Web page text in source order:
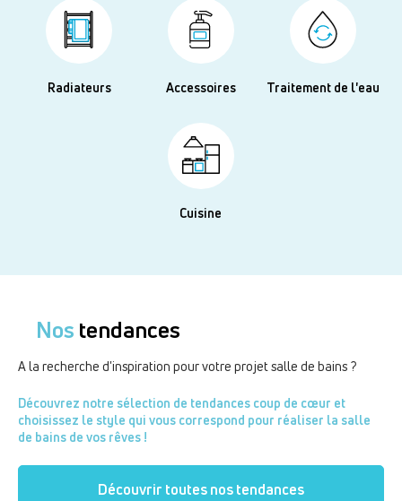
Radiateurs Accessoires Traitement de l'eau
Cuisine
Nos tendances
A la recherche d'inspiration pour votre projet salle de bains ?
Découvrez notre sélection de tendances coup de cœur et
choisissez le style qui vous correspond pour réaliser la salle
de bains de vos rêves !
Découvrir toutes nos tendances